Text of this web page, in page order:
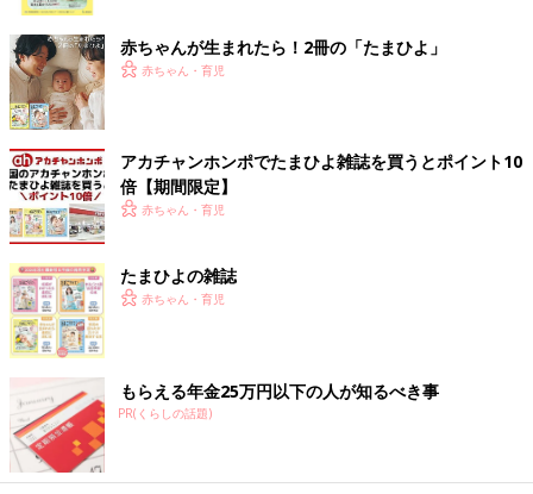
雨の砂場では、うまく固まらないことや、土の感触の違いに気づきます
田中：こちらも同じ園ですが、今度はダイナミックです。水たま
りの中を“ぴょーん”と跳ねてみたり、泥水に手を入れてみたり
「べちゃべちゃする」と感触を確かめたり…。
豆先生：いつもの園庭が「多くの驚きと新しい発見」の場に変わ
赤ちゃんが生まれたら！2冊の「たまひよ」
赤ちゃん・育児
アカチャンホンポでたまひよ雑誌を買うとポイント10
倍【期間限定】
赤ちゃん・育児
たまひよの雑誌
赤ちゃん・育児
もらえる年金25万円以下の人が知るべき事
PR(くらしの話題)